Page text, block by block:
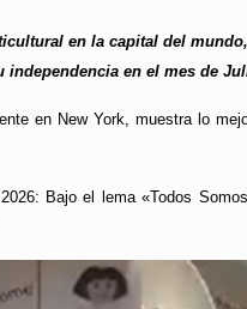
en la capital del
en el mes de
en New York, muestra lo
Bajo el lema «Todos